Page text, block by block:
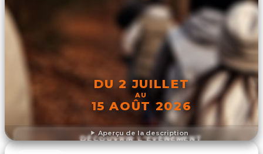
Aperçu de la description
DU 2 JUILLET
AU
15 AOÛT 2026
DÉCOUVRIR L'ÉVÉNEMENT